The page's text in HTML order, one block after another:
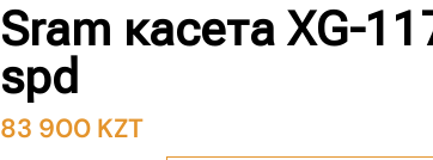
Sram касета XG-
spd
83 900 KZT